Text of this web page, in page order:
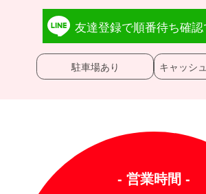
駐車場あり キャッシ
友達登録で順番待ち確認
- 営業時間 -